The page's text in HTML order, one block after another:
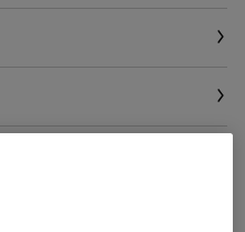
Elle booste le bien-
signature.